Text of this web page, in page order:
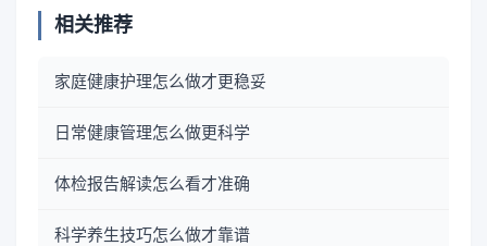
相关推荐
家庭健康护理怎么做才更稳妥
日常健康管理怎么做更科学
体检报告解读怎么看才准确
科学养生技巧怎么做才靠谱